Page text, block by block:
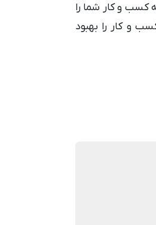
کسب و کار شما را
و کار را بهبود